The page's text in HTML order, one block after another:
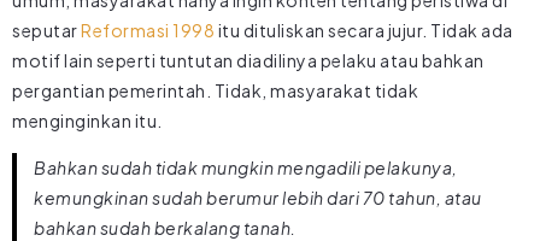
seputarReformasi 1998 itu dituliskan secara jujur. Tidak ada
motif lain seperti tuntutan diadilinya pelaku atau bahkan
pergantian pemerintah. Tidak, masyarakat tidak
menginginkan itu.
Bahkan sudah tidak mungkin mengadili pelakunya,
kemungkinan sudah berumur lebih dari 70 tahun, atau
bahkan sudah berkalang tanah.